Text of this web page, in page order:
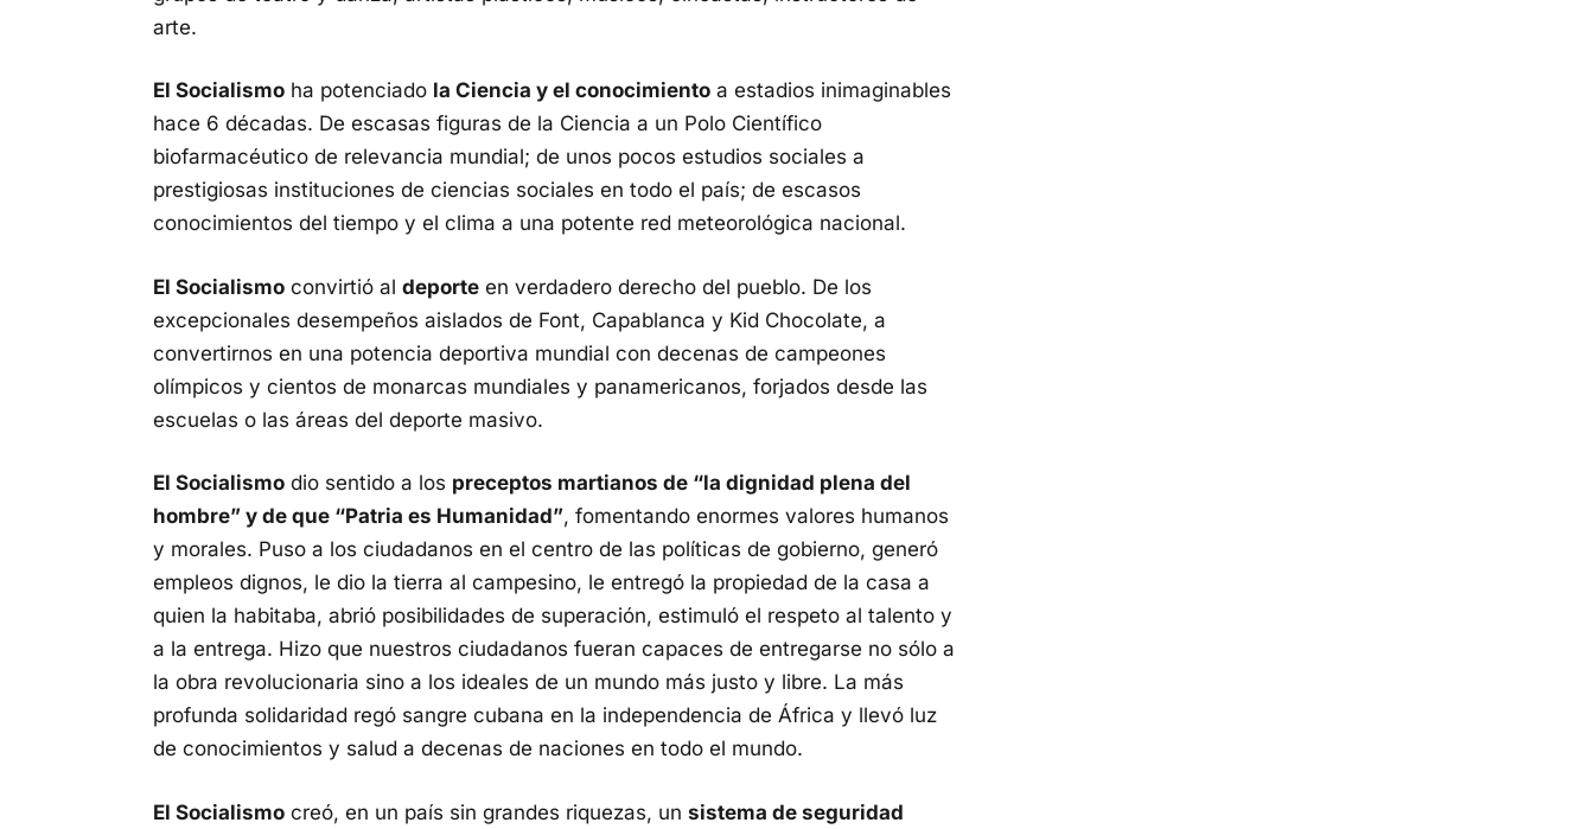
arte.
El Socialismo ha potenciado la Ciencia y el conocimiento a estadios inimaginables
hace 6 décadas. De escasas figuras de la Ciencia a un Polo Científico
biofarmacéutico de relevancia mundial; de unos pocos estudios sociales a
prestigiosas instituciones de ciencias sociales en todo el país; de escasos
conocimientos del tiempo y el clima a una potente red meteorológica nacional.
El Socialismo convirtió al deporte en verdadero derecho del pueblo. De los
excepcionales desempeños aislados de Font, Capablanca y Kid Chocolate, a
convertirnos en una potencia deportiva mundial con decenas de campeones
olímpicos y cientos de monarcas mundiales y panamericanos, forjados desde las
escuelas o las áreas del deporte masivo.
El Socialismo dio sentido a los preceptos martianos de “la dignidad plena del
hombre” y de que “Patria es Humanidad”, fomentando enormes valores humanos
y morales. Puso a los ciudadanos en el centro de las políticas de gobierno, generó
empleos dignos, le dio la tierra al campesino, le entregó la propiedad de la casa a
quien la habitaba, abrió posibilidades de superación, estimuló el respeto al talento y
a la entrega. Hizo que nuestros ciudadanos fueran capaces de entregarse no sólo a
la obra revolucionaria sino a los ideales de un mundo más justo y libre. La más
profunda solidaridad regó sangre cubana en la independencia de África y llevó luz
de conocimientos y salud a decenas de naciones en todo el mundo.
El Socialismo creó, en un país sin grandes riquezas, un sistema de seguridad